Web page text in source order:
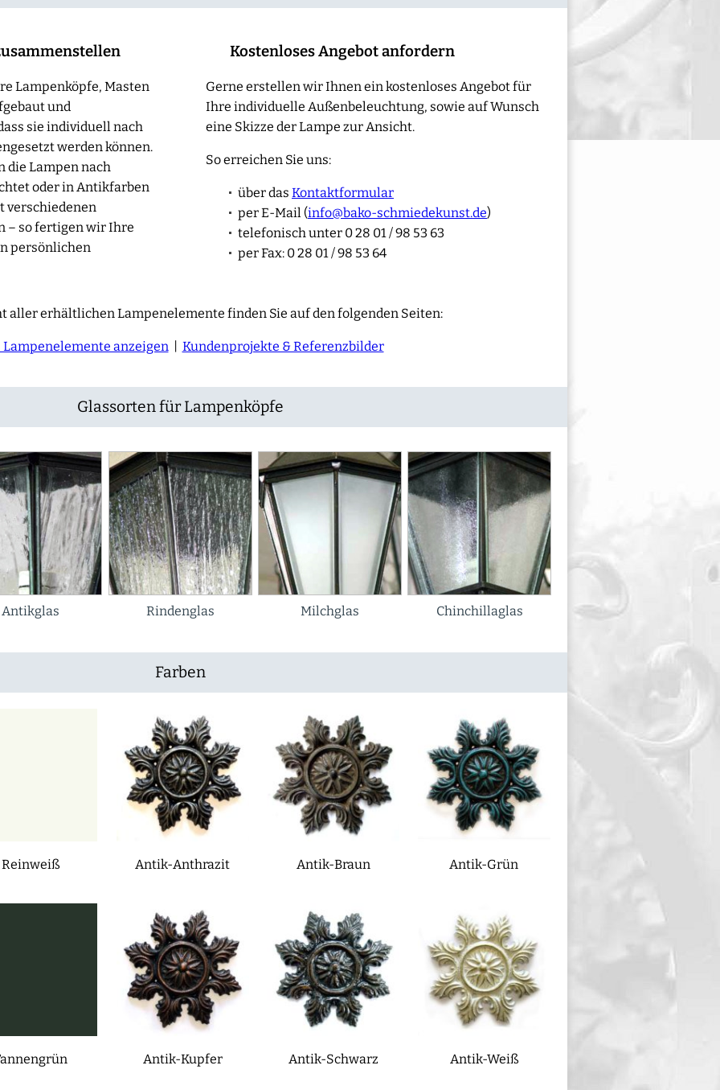
Lampenköpfe, Masten
und
sie individuell nach
werden können.
die Lampen nach
oder in Antikfarben
verschiedenen
– so fertigen wir Ihre
persönlichen
Kostenloses Angebot anfordern
Gerne erstellen wir Ihnen ein kostenloses Angebot für
Ihre individuelle Außenbeleuchtung, sowie auf Wunsch
eine Skizze der Lampe zur Ansicht.
So erreichen Sie uns:
über das Kontaktformular
per E-Mail (info@bako-schmiedekunst.de)
telefonisch unter 0 28 01 / 98 53 63
per Fax: 0 28 01 / 98 53 64
aller erhältlichen Lampenelemente finden Sie auf den folgenden Seiten:
anzeigen | Kundenprojekte & Referenzbilder
Glassorten für Lampenköpfe
Antikglas Rindenglas Milchglas Chinchillaglas
Farben
Reinweiß Antik-Anthrazit Antik-Braun Antik-Grün
Antik-Kupfer Antik-Schwarz Antik-Weiß